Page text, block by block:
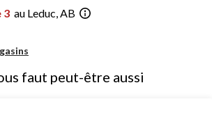
3 au Leduc, AB
faut peut-être aussi